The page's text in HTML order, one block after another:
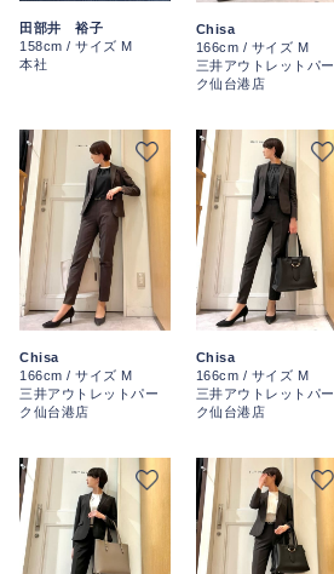
田部井 裕子
158cm / サイズ M
本社
Chisa
166cm / サイズ M
三井アウトレットパー
ク仙台港店
Chisa
166cm / サイズ M
三井アウトレットパー
ク仙台港店
Chisa
166cm / サイズ M
三井アウトレットパー
ク仙台港店